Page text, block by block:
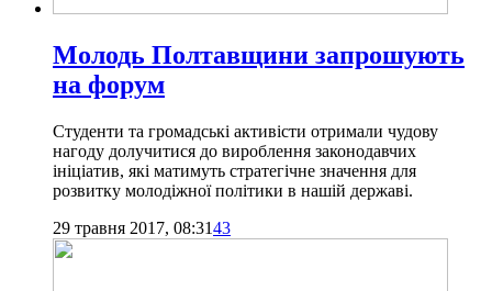
Молодь Полтавщини запрошують
на форум
Студенти та громадські активісти отримали чудову
нагоду долучитися до вироблення законодавчих
ініціатив, які матимуть стратегічне значення для
розвитку молодіжної політики в нашій державі.
29 травня 2017, 08:3143